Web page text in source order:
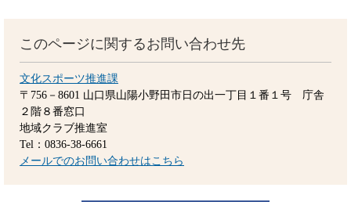
このページに関するお問い合わせ先
文化スポーツ推進課
〒756－8601 山口県山陽小野田市日の出一丁目１番１号 庁舎
２階８番窓口
地域クラブ推進室
Tel：0836-38-6661
メールでのお問い合わせはこちら